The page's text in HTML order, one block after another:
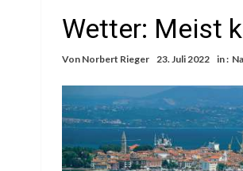
Wetter: Meist
Von Norbert Rieger 23. Juli 2022 in :